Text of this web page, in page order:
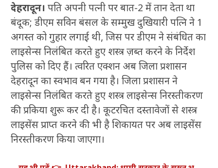
देहरादून। पति अपनी पत्नी पर बात-2 में तान देता था
बंदूक; डीएम सविन बंसल के सम्मुख दुखियारी पत्नि ने 1
अगस्त को गुहार लगाई थी, जिस पर डीएम ने संबंधित का
लाइसेन्स निलंबित करते हुए शस्त्र ज़ब्त करने के निर्देश
पुलिस को दिए हैं। त्वरित एक्शन अब जिला प्रशासन
देहरादून का स्वभाव बन गया है। जिला प्रशासन ने
लाइसेन्स निलंबित करते हुए शस्त्र लाइसेन्स निरस्तीकरण
की प्रकिया शुरू कर दी है। कूटरचित दस्तावेजों से शस्त्र
लाइसेंस प्राप्त करने की भी है शिकायत पर अब लाइसेंस
निरस्तीकरण किया जाएगा।